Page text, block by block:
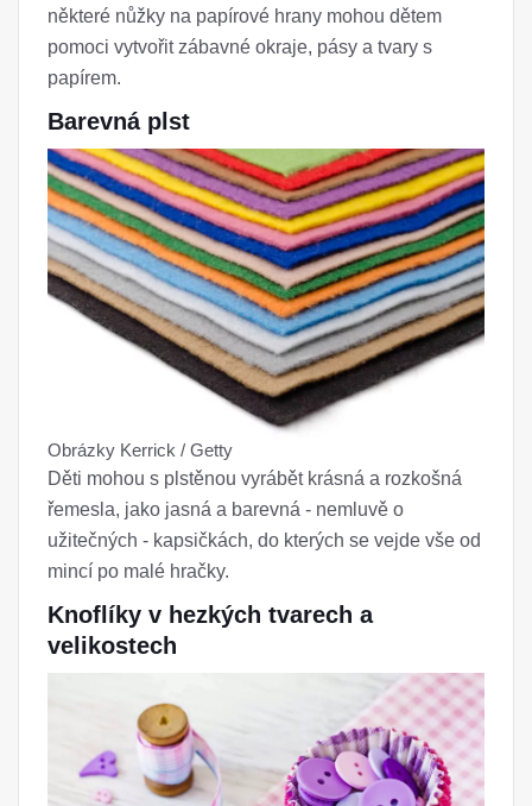
některé nůžky na papírové hrany mohou dětem
pomoci vytvořit zábavné okraje, pásy a tvary s
papírem.
Barevná plst
Obrázky Kerrick / Getty
Děti mohou s plstěnou vyrábět krásná a rozkošná
řemesla, jako jasná a barevná - nemluvě o
užitečných - kapsičkách, do kterých se vejde vše od
mincí po malé hračky.
Knoflíky v hezkých tvarech a
velikostech